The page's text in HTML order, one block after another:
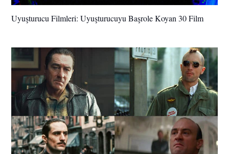
Uyuşturucu Filmleri: Uyuşturucuyu Başrole Koyan 30 Film